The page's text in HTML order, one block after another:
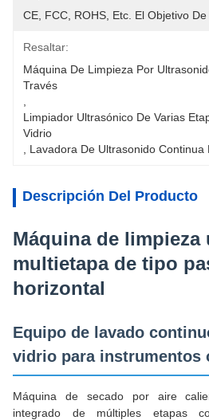
CE, FCC, ROHS, Etc. El Objetivo
Resaltar:
Máquina De Limpieza Por
Través
Limpiador Ultrasónico De Varias
Vidrio
Lavadora De Ultrasonido Continua
Descripción Del Producto
Máquina de limpieza
multietapa de tipo
horizontal
Equipo de lavado
vidrio para instrumentos
Máquina de secado por aire
integrado de múltiples etapas